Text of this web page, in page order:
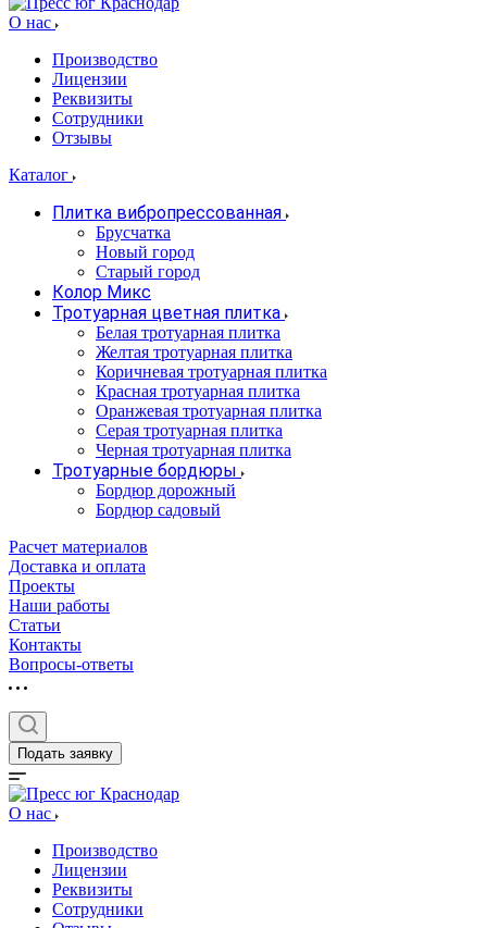
О нас
Производство
Лицензии
Реквизиты
Сотрудники
Отзывы
Каталог
Плитка вибропрессованная
Брусчатка
Новый город
Старый город
Колор Микс
Тротуарная цветная плитка
Белая тротуарная плитка
Желтая тротуарная плитка
Коричневая тротуарная плитка
Красная тротуарная плитка
Оранжевая тротуарная плитка
Серая тротуарная плитка
Черная тротуарная плитка
Тротуарные бордюры
Бордюр дорожный
Бордюр садовый
Расчет материалов
Доставка и оплата
Проекты
Наши работы
Статьи
Контакты
Вопросы-ответы
Подать заявку
О нас
Производство
Лицензии
Реквизиты
Сотрудники